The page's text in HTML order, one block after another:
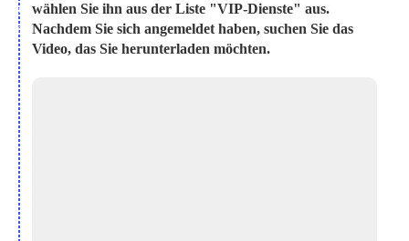
te
n
wählen Sie ihn aus der Liste "VIP-Dienste" aus.
Nachdem Sie sich angemeldet haben, suchen Sie das
Video, das Sie herunterladen möchten.